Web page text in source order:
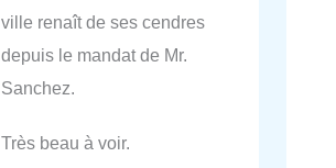
ville renaît de ses cendres
depuis le mandat de Mr.
Sanchez.
Très beau à voir.